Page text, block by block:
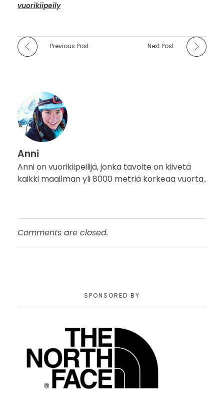
vuorikiipeily
Previous Post Next Post
Anni
Anni on vuorikiipeilijä, jonka tavoite on kiivetä
kaikki maailman yli 8000 metriä korkeaa vuorta..
Comments are closed.
SPONSORED BY